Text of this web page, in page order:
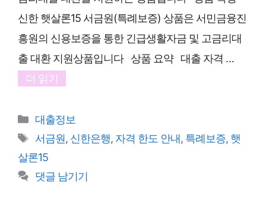
신한 햇살론15 서금원(특례보증) 상품은 서민금융진
흥원의 신용보증을 통한 긴급생활자금 및 고금리대
출 대환 지원상품입니다 상품 요약 대출 자격 …
더 읽기
카
테
리
대출정보
태
그
서금원, 신한은행, 자격 한도 안내, 특례보증, 햇
살론15
댓글 남기기